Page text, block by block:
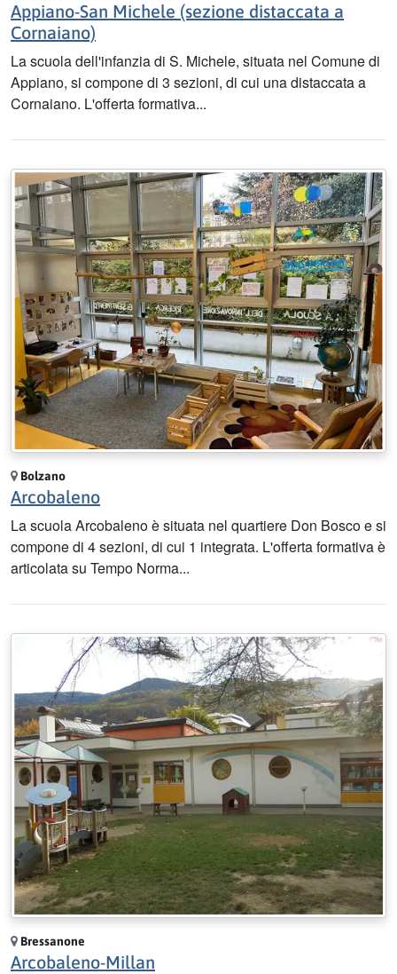
Appiano-San Michele (sezione distaccata a
Cornaiano)
La scuola dell'infanzia di S. Michele, situata nel Comune di
Appiano, si compone di 3 sezioni, di cui una distaccata a
Cornaiano. L'offerta formativa...
Bolzano
Arcobaleno
La scuola Arcobaleno è situata nel quartiere Don Bosco e si
compone di 4 sezioni, di cui 1 integrata. L'offerta formativa è
articolata su Tempo Norma...
Bressanone
Arcobaleno-Millan